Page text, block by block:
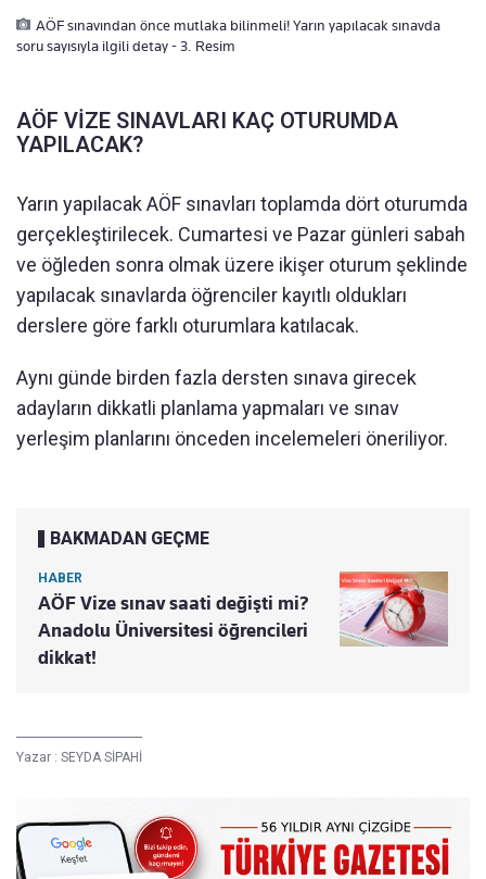
AÖF sınavından önce mutlaka bilinmeli! Yarın yapılacak sınavda
soru sayısıyla ilgili detay - 3. Resim
AÖF VİZE SINAVLARI KAÇ OTURUMDA
YAPILACAK?
Yarın yapılacak AÖF sınavları toplamda dört oturumda
gerçekleştirilecek. Cumartesi ve Pazar günleri sabah
ve öğleden sonra olmak üzere ikişer oturum şeklinde
yapılacak sınavlarda öğrenciler kayıtlı oldukları
derslere göre farklı oturumlara katılacak.
Aynı günde birden fazla dersten sınava girecek
adayların dikkatli planlama yapmaları ve sınav
yerleşim planlarını önceden incelemeleri öneriliyor.
BAKMADAN GEÇME
HABER
AÖF Vize sınav saati değişti mi?
Anadolu Üniversitesi öğrencileri
dikkat!
Yazar : SEYDA SİPAHİ